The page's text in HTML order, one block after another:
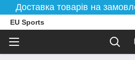
Доставка товарів на
EU Sports